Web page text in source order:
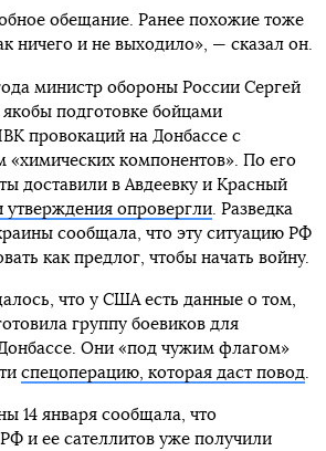
обещание. Ранее похожие тоже
ничего и не выходило», — сказал он.
министр обороны России Сергей
подготовке бойцами
провокаций на Донбассе с
«химических компонентов». По его
доставили в Авдеевку и Красный
опровергли. Разведка
сообщала, что эту ситуацию РФ
как предлог, чтобы начать войну.
что у США есть данные о том,
группу боевиков для
Они «под чужим флагом»
спецоперацию, которая даст повод.
14 января сообщала, что
и ее сателлитов уже получили